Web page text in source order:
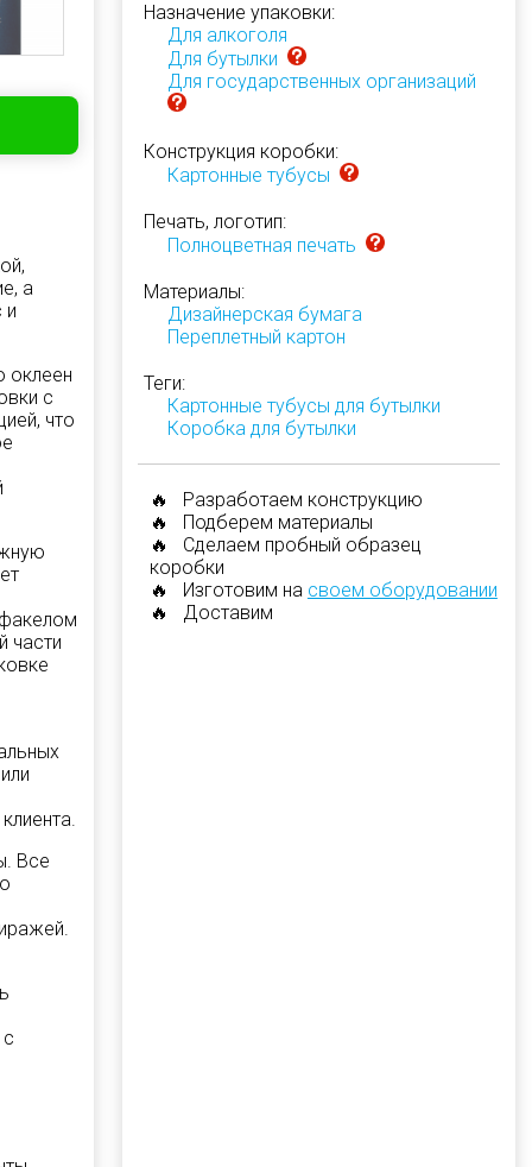
а
и
оклеен
с
что
части
Все
Назначение упаковки:
Для алкоголя
Для бутылки
Для государственных организаций
Конструкция коробки:
Картонные тубусы
Печать, логотип:
Полноцветная печать
Материалы:
Дизайнерская бумага
Переплетный картон
Теги:
Картонные тубусы для бутылки
Коробка для бутылки
🔥 Разработаем конструкцию
🔥 Подберем материалы
🔥 Сделаем пробный образец
коробки
🔥 Изготовим на своем оборудовании
🔥 Доставим